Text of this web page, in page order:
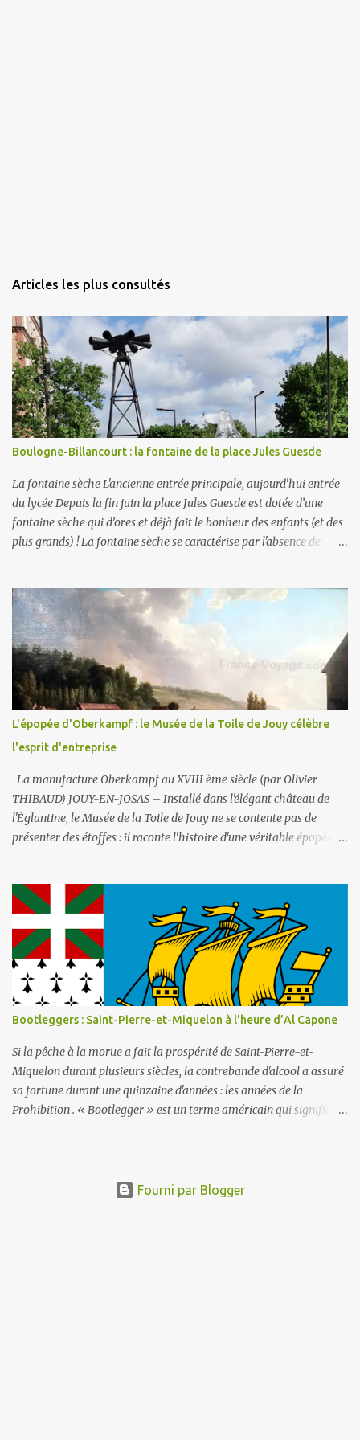
Articles les plus consultés
Boulogne-Billancourt : la fontaine de la place Jules Guesde
La fontaine sèche L'ancienne entrée principale, aujourd'hui entrée
du lycée Depuis la fin juin la place Jules Guesde est dotée d’une
fontaine sèche qui d’ores et déjà fait le bonheur des enfants (et des
plus grands) ! La fontaine sèche se caractérise par l'absence de
en fonctionnement, une aire de jeux aquatiques pour les petits et
les grands. En ce qui concerne son alimentation en eau, il faut
savoir que la ville comporte deux réseaux : un d’ eau potable pour
la consommation des humains et un d’ eau non potable (1) pour
l'arrosage des jardins et la voirie. C'est le second (non potable donc)
qui est ici utilisé . La fontaine fonctionne en circuit fermé : sa
consommation en eau est donc très faible . Par contre les potaches
du lycée ne manqueront pas un jour d'y déverser du liquide
vaisselle ou de la lessi...
L'épopée d'Oberkampf : le Musée de la Toile de Jouy célèbre
l'esprit d'entreprise
La manufacture Oberkampf au XVIII ème siècle (par Olivier
THIBAUD) JOUY-EN-JOSAS – Installé dans l'élégant château de
l'Églantine, le Musée de la Toile de Jouy ne se contente pas de
présenter des étoffes : il raconte l'histoire d'une véritable épopée
France post-révolutionnaire. Ce lieu, créé en 1977 et abrité par le
château depuis 1991, est la mémoire vivante de la manufacture qui
fit la gloire de Jouy-en-Josas, choisie au XVIIIe siècle pour la
qualité de l'eau de la Bièvre et sa proximité stratégique avec
Versailles. La Toile de Jouy : l'imprimé qui démocratisa le luxe La
Toile de Jouy est d'abord une révolution textile. Abordable, durable
et résistante, elle a permis aux femmes de toutes conditions, y
compris modestes, d'accéder à de jolis tissus à motifs. Elle imitait
les coûteuses cotonnades importées d'Asie, rendant ain...
Bootleggers : Saint-Pierre-et-Miquelon à l’heure d’Al Capone
Si la pêche à la morue a fait la prospérité de Saint-Pierre-et-
Miquelon durant plusieurs siècles, la contrebande d'alcool a assuré
sa fortune durant une quinzaine d'années : les années de la
Prohibition . « Bootlegger » est un terme américain qui signifie «
de Prohibition qui a été instaurée aux États-Unis et au Canada
Fourni par Blogger